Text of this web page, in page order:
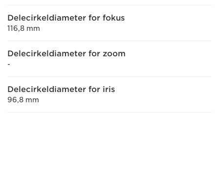
Delecirkeldiameter for fokus
116,8 mm
Delecirkeldiameter for zoom
-
Delecirkeldiameter for iris
96,8 mm